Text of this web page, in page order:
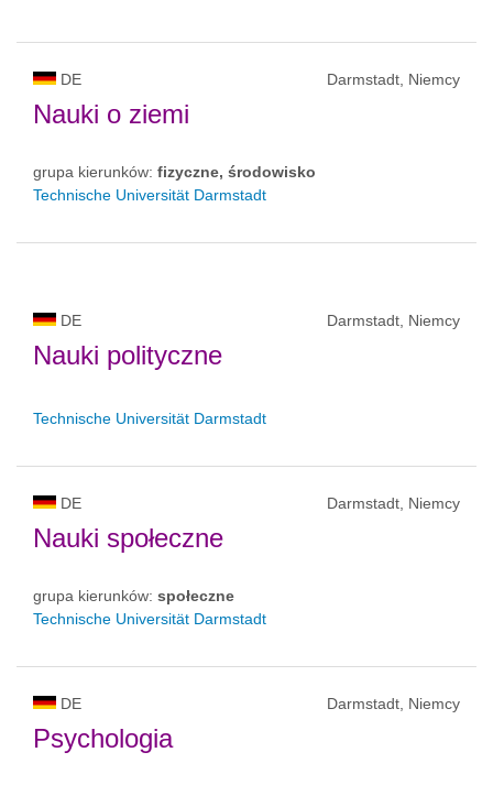
DE Darmstadt, Niemcy
Nauki o ziemi
grupa kierunków: fizyczne, środowisko
Technische Universität Darmstadt
DE Darmstadt, Niemcy
Nauki polityczne
Technische Universität Darmstadt
DE Darmstadt, Niemcy
Nauki społeczne
grupa kierunków: społeczne
Technische Universität Darmstadt
DE Darmstadt, Niemcy
Psychologia